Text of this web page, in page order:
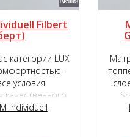
Filbert
категории LUX
-
условия,
качественного
людям с
Individuell